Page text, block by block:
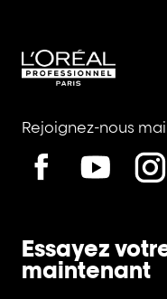
Rejoignez-nous
Essayez
maintenant